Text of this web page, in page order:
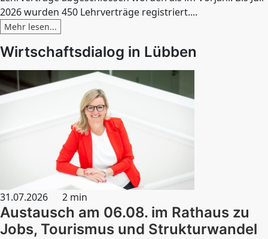
2026 wurden 450 Lehrverträge registriert....
Mehr lesen...
Wirtschaftsdialog in Lübben
31.07.2026 2 min
Austausch am 06.08. im Rathaus zu
Jobs, Tourismus und Strukturwandel